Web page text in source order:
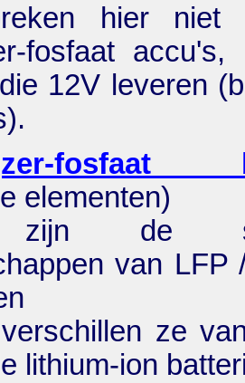
hier niet
fosfaat
12V leveren
fosfaat
elementen)
de
van LFP
ze
lithium-ion